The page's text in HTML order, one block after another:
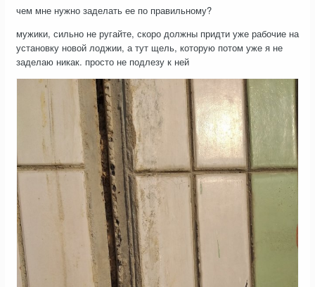
чем мне нужно заделать ее по правильному?
мужики, сильно не ругайте, скоро должны придти уже рабочие на
установку новой лоджии, а тут щель, которую потом уже я не
заделаю никак. просто не подлезу к ней